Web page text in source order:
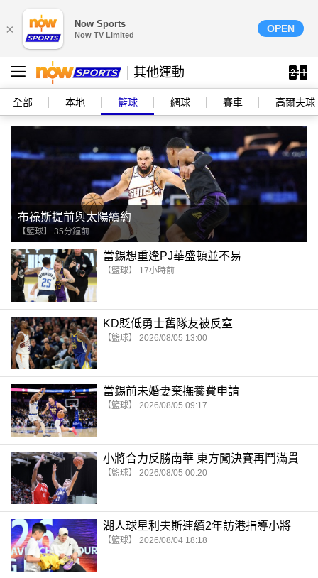
× Now Sports
Now TV Limited
OPEN
其他運動
全部 本地 籃球 網球 賽車 高爾夫球
布祿斯提前與太陽續約
【籃球】 35分鐘前
當錫想重逢PJ華盛頓並不易
【籃球】 17小時前
KD貶低勇士舊隊友被反窒
【籃球】 2026/08/05 13:00
當錫前未婚妻棄撫養費申請
【籃球】 2026/08/05 09:17
小將合力反勝南華 東方闖決賽再鬥滿貫
【籃球】 2026/08/05 00:20
湖人球星利夫斯連續2年訪港指導小將
【籃球】 2026/08/04 18:18